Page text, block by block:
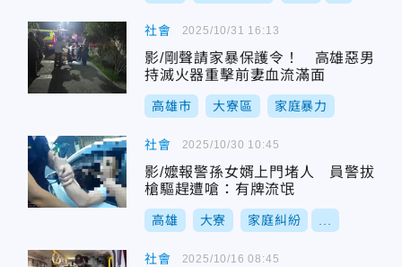
社會
影/剛聲請家暴保護令！ 高雄惡男
持滅火器重擊前妻血流滿面
高雄市 大寮區 家庭暴力
2025/10/31 16:13
社會
影/嬤報警孫女婿上門堵人 員警拔
槍驅趕遭嗆：有牌流氓
高雄 大寮 家庭糾紛
2025/10/30 10:45
社會 2025/10/16 08:45